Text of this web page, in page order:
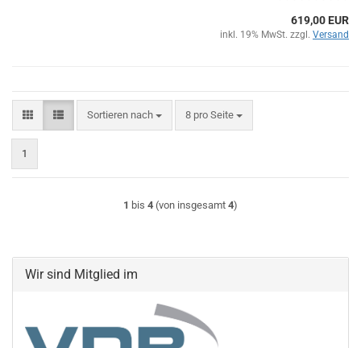
619,00 EUR
inkl. 19% MwSt. zzgl. Versand
Sortieren nach
Sortieren nach 8 pro Seite
pro Seite
1
1 bis 4 (von insgesamt 4)
Wir sind Mitglied im